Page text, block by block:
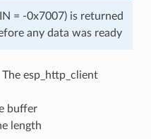
= -0x7007) is returned
any data was ready
The esp_http_client
buffer
length